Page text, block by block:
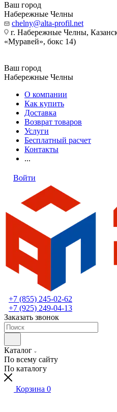
Ваш город
Набережные Челны
chelny@alta-profil.net
г. Набережные Челны,
«Муравей», бокс 14)
Ваш город
Набережные Челны
О компании
Как купить
Доставка
Возврат товаров
Услуги
Бесплатный расчет
Контакты
...
Войти
+7 (855) 245-02-62
+7 (925) 249-04-13
Заказать звонок
Каталог
По всему сайту
По каталогу
Корзина 0